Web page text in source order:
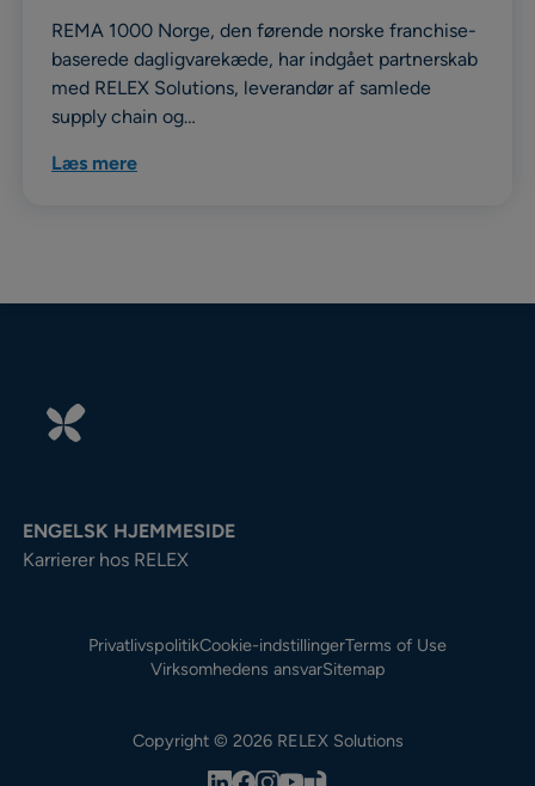
REMA 1000 Norge, den førende norske franchise-
baserede dagligvarekæde, har indgået partnerskab
med RELEX Solutions, leverandør af samlede
supply chain og…
Læs mere
ENGELSK HJEMMESIDE
Karrierer hos RELEX
PrivatlivspolitikCookie-indstillingerTerms of Use
Virksomhedens ansvarSitemap
Copyright © 2026 RELEX Solutions